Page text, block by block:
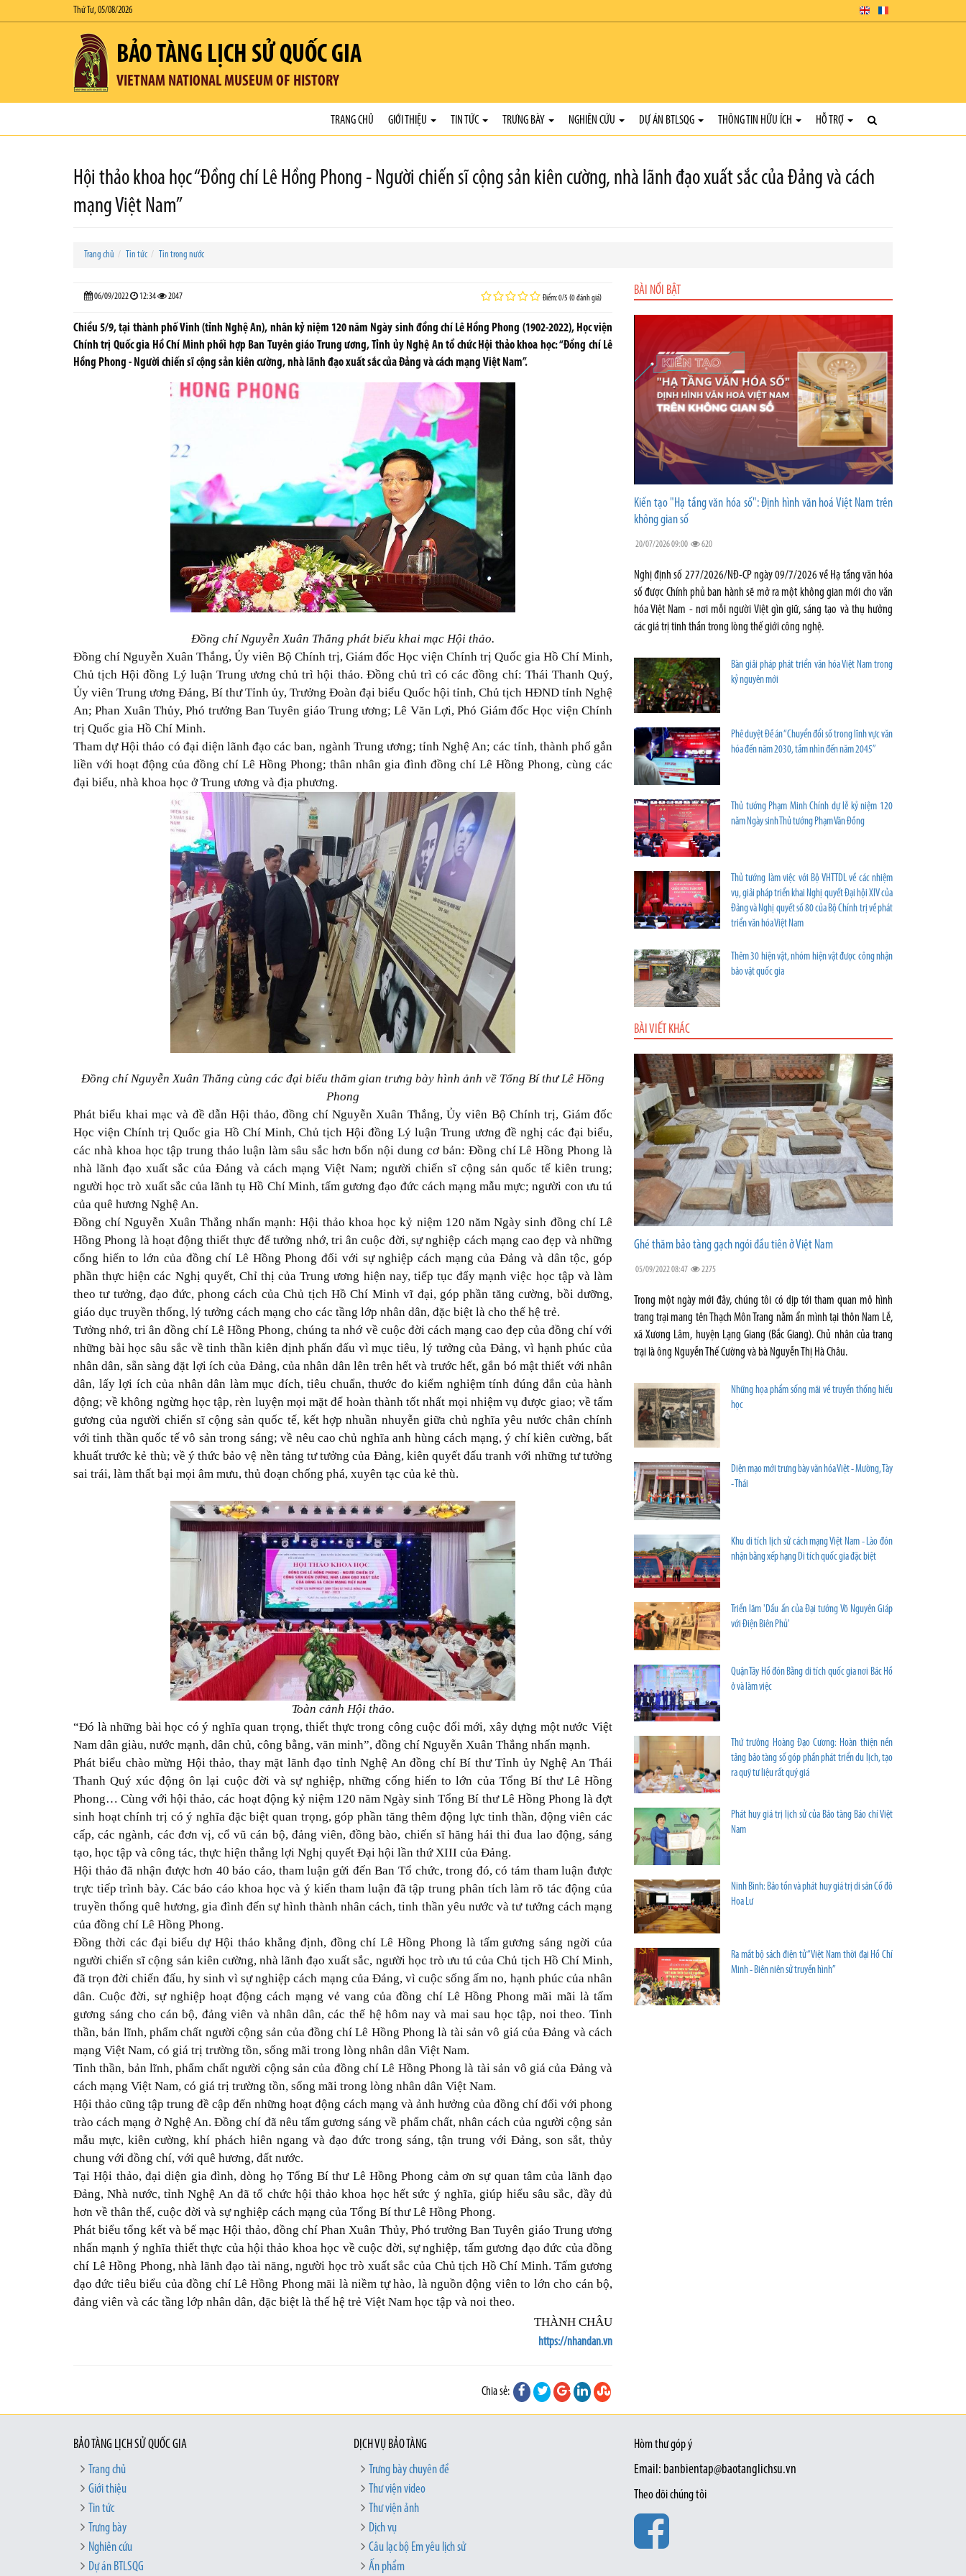
Thứ Tư, 05/08/2026
BẢO TÀNG LỊCH SỬ QUỐC GIA
VIETNAM NATIONAL MUSEUM OF HISTORY
TRANG CHỦ GIỚI THIỆU TIN TỨC TRƯNG BÀY NGHIÊN CỨU DỰ ÁN BTLSQG THÔNG TIN HỮU ÍCH HỖ TRỢ
Hội thảo khoa học “Đồng chí Lê Hồng Phong - Người chiến sĩ cộng sản kiên cường, nhà lãnh đạo xuất sắc của Đảng và cách
mạng Việt Nam”
Trang chủ Tin tức Tin trong nước
06/09/2022 12:34 2047 Điểm: 0/5 (0 đánh giá)
Chiều 5/9, tại thành phố Vinh (tỉnh Nghệ An), nhân kỷ niệm 120 năm Ngày sinh đồng chí Lê Hồng Phong (1902-2022), Học viện
Chính trị Quốc gia Hồ Chí Minh phối hợp Ban Tuyên giáo Trung ương, Tỉnh ủy Nghệ An tổ chức Hội thảo khoa học: “Đồng chí Lê
Hồng Phong - Người chiến sĩ cộng sản kiên cường, nhà lãnh đạo xuất sắc của Đảng và cách mạng Việt Nam”.
Đồng chí Nguyễn Xuân Thắng phát biểu khai mạc Hội thảo.
Đồng chí Nguyễn Xuân Thắng, Ủy viên Bộ Chính trị, Giám đốc Học viện Chính trị Quốc gia Hồ Chí Minh,
Chủ tịch Hội đồng Lý luận Trung ương chủ trì hội thảo. Đồng chủ trì có các đồng chí: Thái Thanh Quý,
Ủy viên Trung ương Đảng, Bí thư Tỉnh ủy, Trưởng Đoàn đại biểu Quốc hội tỉnh, Chủ tịch HĐND tỉnh Nghệ
An; Phan Xuân Thủy, Phó trưởng Ban Tuyên giáo Trung ương; Lê Văn Lợi, Phó Giám đốc Học viện Chính
trị Quốc gia Hồ Chí Minh.
Tham dự Hội thảo có đại diện lãnh đạo các ban, ngành Trung ương; tỉnh Nghệ An; các tỉnh, thành phố gắn
liền với hoạt động của đồng chí Lê Hồng Phong; thân nhân gia đình đồng chí Lê Hồng Phong, cùng các
đại biểu, nhà khoa học ở Trung ương và địa phương.
Đồng chí Nguyễn Xuân Thắng cùng các đại biểu thăm gian trưng bày hình ảnh về Tổng Bí thư Lê Hồng
Phong
Phát biểu khai mạc và đề dẫn Hội thảo, đồng chí Nguyễn Xuân Thắng, Ủy viên Bộ Chính trị, Giám đốc
Học viện Chính trị Quốc gia Hồ Chí Minh, Chủ tịch Hội đồng Lý luận Trung ương đề nghị các đại biểu,
các nhà khoa học tập trung thảo luận làm sâu sắc hơn bốn nội dung cơ bản: Đồng chí Lê Hồng Phong là
nhà lãnh đạo xuất sắc của Đảng và cách mạng Việt Nam; người chiến sĩ cộng sản quốc tế kiên trung;
người học trò xuất sắc của lãnh tụ Hồ Chí Minh, tấm gương đạo đức cách mạng mẫu mực; người con ưu tú
của quê hương Nghệ An.
Đồng chí Nguyễn Xuân Thắng nhấn mạnh: Hội thảo khoa học kỷ niệm 120 năm Ngày sinh đồng chí Lê
Hồng Phong là hoạt động thiết thực để tưởng nhớ, tri ân cuộc đời, sự nghiệp cách mạng cao đẹp và những
cống hiến to lớn của đồng chí Lê Hồng Phong đối với sự nghiệp cách mạng của Đảng và dân tộc, góp
phần thực hiện các Nghị quyết, Chỉ thị của Trung ương hiện nay, tiếp tục đẩy mạnh việc học tập và làm
theo tư tưởng, đạo đức, phong cách của Chủ tịch Hồ Chí Minh vĩ đại, góp phần tăng cường, bồi dưỡng,
giáo dục truyền thống, lý tưởng cách mạng cho các tầng lớp nhân dân, đặc biệt là cho thế hệ trẻ.
Tưởng nhớ, tri ân đồng chí Lê Hồng Phong, chúng ta nhớ về cuộc đời cách mạng cao đẹp của đồng chí với
những bài học sâu sắc về tinh thần kiên định phấn đấu vì mục tiêu, lý tưởng của Đảng, vì hạnh phúc của
nhân dân, sẵn sàng đặt lợi ích của Đảng, của nhân dân lên trên hết và trước hết, gắn bó mật thiết với nhân
dân, lấy lợi ích của nhân dân làm mục đích, tiêu chuẩn, thước đo kiểm nghiệm tính đúng đắn của hành
động; về không ngừng học tập, rèn luyện mọi mặt để hoàn thành tốt nhất mọi nhiệm vụ được giao; về tấm
gương của người chiến sĩ cộng sản quốc tế, kết hợp nhuần nhuyễn giữa chủ nghĩa yêu nước chân chính
với tinh thần quốc tế vô sản trong sáng; về nêu cao chủ nghĩa anh hùng cách mạng, ý chí kiên cường, bất
khuất trước kẻ thù; về ý thức bảo vệ nền tảng tư tưởng của Đảng, kiên quyết đấu tranh với những tư tưởng
sai trái, làm thất bại mọi âm mưu, thủ đoạn chống phá, xuyên tạc của kẻ thù.
Toàn cảnh Hội thảo.
“Đó là những bài học có ý nghĩa quan trọng, thiết thực trong công cuộc đổi mới, xây dựng một nước Việt
Nam dân giàu, nước mạnh, dân chủ, công bằng, văn minh”, đồng chí Nguyễn Xuân Thắng nhấn mạnh.
Phát biểu chào mừng Hội thảo, thay mặt lãnh đạo tỉnh Nghệ An đồng chí Bí thư Tỉnh ủy Nghệ An Thái
Thanh Quý xúc động ôn lại cuộc đời và sự nghiệp, những cống hiến to lớn của Tổng Bí thư Lê Hồng
Phong… Cùng với hội thảo, các hoạt động kỷ niệm 120 năm Ngày sinh Tổng Bí thư Lê Hồng Phong là đợt
sinh hoạt chính trị có ý nghĩa đặc biệt quan trọng, góp phần tăng thêm động lực tinh thần, động viên các
cấp, các ngành, các đơn vị, cổ vũ cán bộ, đảng viên, đồng bào, chiến sĩ hăng hái thi đua lao động, sáng
tạo, học tập và công tác, thực hiện thắng lợi Nghị quyết Đại hội lần thứ XIII của Đảng.
Hội thảo đã nhận được hơn 40 báo cáo, tham luận gửi đến Ban Tổ chức, trong đó, có tám tham luận được
trực tiếp trình bày. Các báo cáo khoa học và ý kiến tham luận đã tập trung phân tích làm rõ tác động của
truyền thống quê hương, gia đình đến sự hình thành nhân cách, tinh thần yêu nước và tư tưởng cách mạng
của đồng chí Lê Hồng Phong.
Đồng thời các đại biểu dự Hội thảo khẳng định, đồng chí Lê Hồng Phong là tấm gương sáng ngời của
người chiến sĩ cộng sản kiên cường, nhà lãnh đạo xuất sắc, người học trò ưu tú của Chủ tịch Hồ Chí Minh,
đã trọn đời chiến đấu, hy sinh vì sự nghiệp cách mạng của Đảng, vì cuộc sống ấm no, hạnh phúc của nhân
dân. Cuộc đời, sự nghiệp hoạt động cách mạng vẻ vang của đồng chí Lê Hồng Phong mãi mãi là tấm
gương sáng cho cán bộ, đảng viên và nhân dân, các thế hệ hôm nay và mai sau học tập, noi theo. Tinh
thần, bản lĩnh, phẩm chất người cộng sản của đồng chí Lê Hồng Phong là tài sản vô giá của Đảng và cách
mạng Việt Nam, có giá trị trường tồn, sống mãi trong lòng nhân dân Việt Nam.
Tinh thần, bản lĩnh, phẩm chất người cộng sản của đồng chí Lê Hồng Phong là tài sản vô giá của Đảng và
cách mạng Việt Nam, có giá trị trường tồn, sống mãi trong lòng nhân dân Việt Nam.
Hội thảo cũng tập trung đề cập đến những hoạt động cách mạng và ảnh hưởng của đồng chí đối với phong
trào cách mạng ở Nghệ An. Đồng chí đã nêu tấm gương sáng về phẩm chất, nhân cách của người cộng sản
mẫu mực, kiên cường, khí phách hiên ngang và đạo đức trong sáng, tận trung với Đảng, son sắt, thủy
chung với đồng chí, với quê hương, đất nước.
Tại Hội thảo, đại diện gia đình, dòng họ Tổng Bí thư Lê Hồng Phong cảm ơn sự quan tâm của lãnh đạo
Đảng, Nhà nước, tỉnh Nghệ An đã tổ chức hội thảo khoa học hết sức ý nghĩa, giúp hiểu sâu sắc, đầy đủ
hơn về thân thế, cuộc đời và sự nghiệp cách mạng của Tổng Bí thư Lê Hồng Phong.
Phát biểu tổng kết và bế mạc Hội thảo, đồng chí Phan Xuân Thủy, Phó trưởng Ban Tuyên giáo Trung ương
nhấn mạnh ý nghĩa thiết thực của hội thảo khoa học về cuộc đời, sự nghiệp, tấm gương đạo đức của đồng
chí Lê Hồng Phong, nhà lãnh đạo tài năng, người học trò xuất sắc của Chủ tịch Hồ Chí Minh. Tấm gương
đạo đức tiêu biểu của đồng chí Lê Hồng Phong mãi là niềm tự hào, là nguồn động viên to lớn cho cán bộ,
đảng viên và các tầng lớp nhân dân, đặc biệt là thế hệ trẻ Việt Nam học tập và noi theo.
THÀNH CHÂU
https://nhandan.vn
Chia sẻ:
BÀI NỔI BẬT
Kiến tạo "Hạ tầng văn hóa số": Định hình văn hoá Việt Nam trên
không gian số
20/07/2026 09:00 620
Nghị định số 277/2026/NĐ-CP ngày 09/7/2026 về Hạ tầng văn hóa
số được Chính phủ ban hành sẽ mở ra một không gian mới cho văn
hóa Việt Nam - nơi mỗi người Việt gìn giữ, sáng tạo và thụ hưởng
các giá trị tinh thần trong lòng thế giới công nghệ.
Bàn giải pháp phát triển văn hóa Việt Nam trong
kỷ nguyên mới
Phê duyệt Đề án “Chuyển đổi số trong lĩnh vực văn
hóa đến năm 2030, tầm nhìn đến năm 2045”
Thủ tướng Phạm Minh Chính dự lễ kỷ niệm 120
năm Ngày sinh Thủ tướng Phạm Văn Đồng
Thủ tướng làm việc với Bộ VHTTDL về các nhiệm
vụ, giải pháp triển khai Nghị quyết Đại hội XIV của
Đảng và Nghị quyết số 80 của Bộ Chính trị về phát
triển văn hóa Việt Nam
Thêm 30 hiện vật, nhóm hiện vật được công nhận
bảo vật quốc gia
BÀI VIẾT KHÁC
Ghé thăm bảo tàng gạch ngói đầu tiên ở Việt Nam
05/09/2022 08:47 2275
Trong một ngày mới đây, chúng tôi có dịp tới tham quan mô hình
trang trại mang tên Thạch Môn Trang nằm ẩn mình tại thôn Nam Lễ,
xã Xương Lâm, huyện Lạng Giang (Bắc Giang). Chủ nhân của trang
trại là ông Nguyễn Thế Cường và bà Nguyễn Thị Hà Châu.
Những họa phẩm sống mãi về truyền thống hiếu
học
Diện mạo mới trưng bày văn hóa Việt - Mường, Tày
- Thái
Khu di tích lịch sử cách mạng Việt Nam - Lào đón
nhận bằng xếp hạng Di tích quốc gia đặc biệt
Triển lãm 'Dấu ấn của Đại tướng Võ Nguyên Giáp
với Điện Biên Phủ'
Quận Tây Hồ đón Bằng di tích quốc gia nơi Bác Hồ
ở và làm việc
Thứ trưởng Hoàng Đạo Cương: Hoàn thiện nền
tảng bảo tàng số góp phần phát triển du lịch, tạo
ra quỹ tư liệu rất quý giá
Phát huy giá trị lịch sử của Bảo tàng Báo chí Việt
Nam
Ninh Bình: Bảo tồn và phát huy giá trị di sản Cố đô
Hoa Lư
Ra mắt bộ sách điện tử “Việt Nam thời đại Hồ Chí
Minh - Biên niên sử truyền hình”
BẢO TÀNG LỊCH SỬ QUỐC GIA
Trang chủ
Giới thiệu
Tin tức
Trưng bày
Nghiên cứu
Dự án BTLSQG
DỊCH VỤ BẢO TÀNG
Trưng bày chuyên đề
Thư viện video
Thư viện ảnh
Dịch vụ
Câu lạc bộ Em yêu lịch sử
Ấn phẩm
Hòm thư góp ý
Email: banbientap@baotanglichsu.vn
Theo dõi chúng tôi